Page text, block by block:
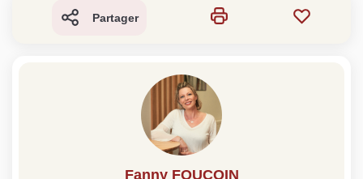
Partager
Fanny FOUCOIN